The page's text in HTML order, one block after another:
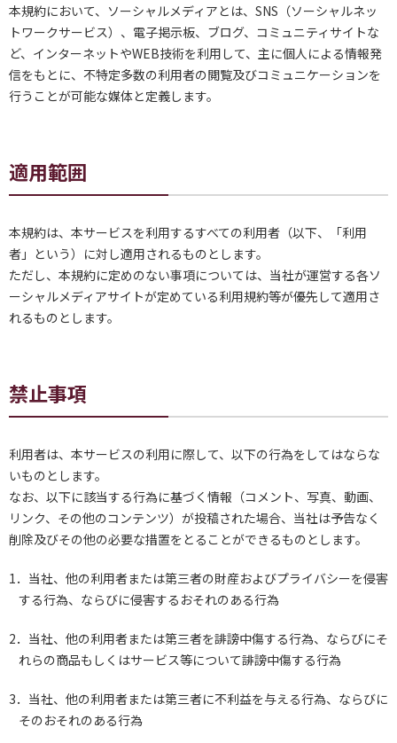
本規約において、ソーシャルメディアとは、SNS（ソーシャルネッ
トワークサービス）、電子掲示板、ブログ、コミュニティサイトな
ど、インターネットやWEB技術を利用して、主に個人による情報発
信をもとに、不特定多数の利用者の閲覧及びコミュニケーションを
行うことが可能な媒体と定義します。
適用範囲
本規約は、本サービスを利用するすべての利用者（以下、「利用
者」という）に対し適用されるものとします。
ただし、本規約に定めのない事項については、当社が運営する各ソ
ーシャルメディアサイトが定めている利用規約等が優先して適用さ
れるものとします。
禁止事項
利用者は、本サービスの利用に際して、以下の行為をしてはならな
いものとします。
なお、以下に該当する行為に基づく情報（コメント、写真、動画、
リンク、その他のコンテンツ）が投稿された場合、当社は予告なく
削除及びその他の必要な措置をとることができるものとします。
1．当社、他の利用者または第三者の財産およびプライバシーを侵害
する行為、ならびに侵害するおそれのある行為
2．当社、他の利用者または第三者を誹謗中傷する行為、ならびにそ
れらの商品もしくはサービス等について誹謗中傷する行為
3．当社、他の利用者または第三者に不利益を与える行為、ならびに
そのおそれのある行為